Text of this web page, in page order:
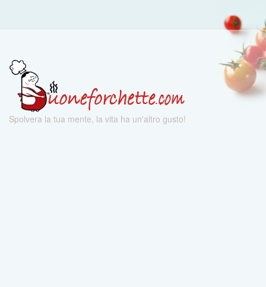
Spolvera la tua mente, la vita ha un'altro gusto!